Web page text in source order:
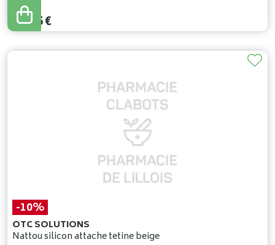
11,95
10,75€
-10%
OTC SOLUTIONS
Nattou silicon attache tetine beige